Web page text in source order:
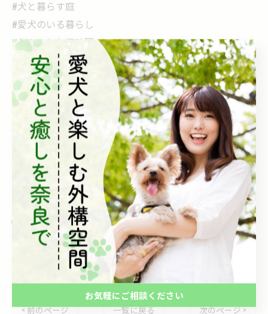
#犬と暮らす庭
#愛犬のいる暮らし
#わんことお庭時間
#犬の足にやさしいお庭
#ドッグランのある家
#犬好きさんと繋がりたい
#トイプードルのいる暮らし
#犬と過ごす休日
プロフィールから @yu_ki.kensetsu
📩 お問い合わせお待ちしてます！
🗓️ 相談会のご予約もぜひ♪
🌐 ホームページもチェックしてみてください👍
< 前のページ 一覧に戻る 次のページ >
お気軽にご相談ください